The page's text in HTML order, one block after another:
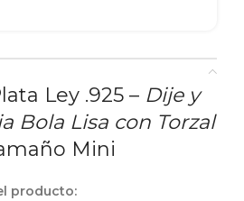
Ley .925 – Dije y
Bola Lisa con Torzal
Mini
producto: